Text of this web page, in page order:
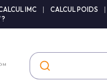
IMC CALCUL POIDS
?